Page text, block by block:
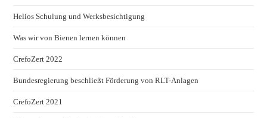
Helios Schulung und Werksbesichtigung
Was wir von Bienen lernen können
CrefoZert 2022
Bundesregierung beschließt Förderung von RLT-Anlagen
CrefoZert 2021